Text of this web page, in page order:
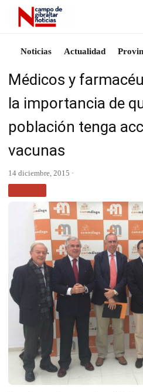
Noticias Actualidad
Médicos y
la importancia de
población tenga
vacunas
14 diciembre, 2015 ·